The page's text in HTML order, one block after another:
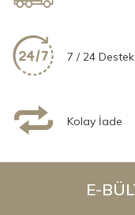
7 / 24 Destek
Kolay İade
E-